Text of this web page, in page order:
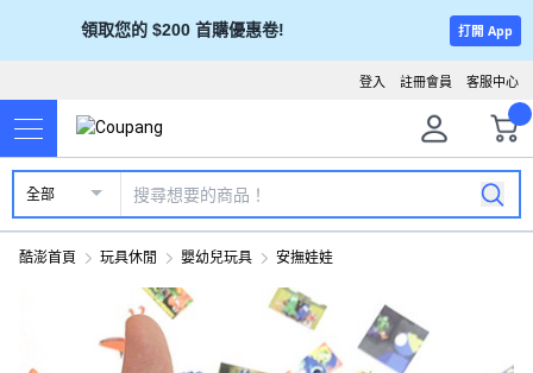
領取您的 $200 首購優惠卷! 打開 App
客服中心
註冊會員
登入
全部
酷澎首頁 玩具休閒 嬰幼兒玩具 安撫娃娃